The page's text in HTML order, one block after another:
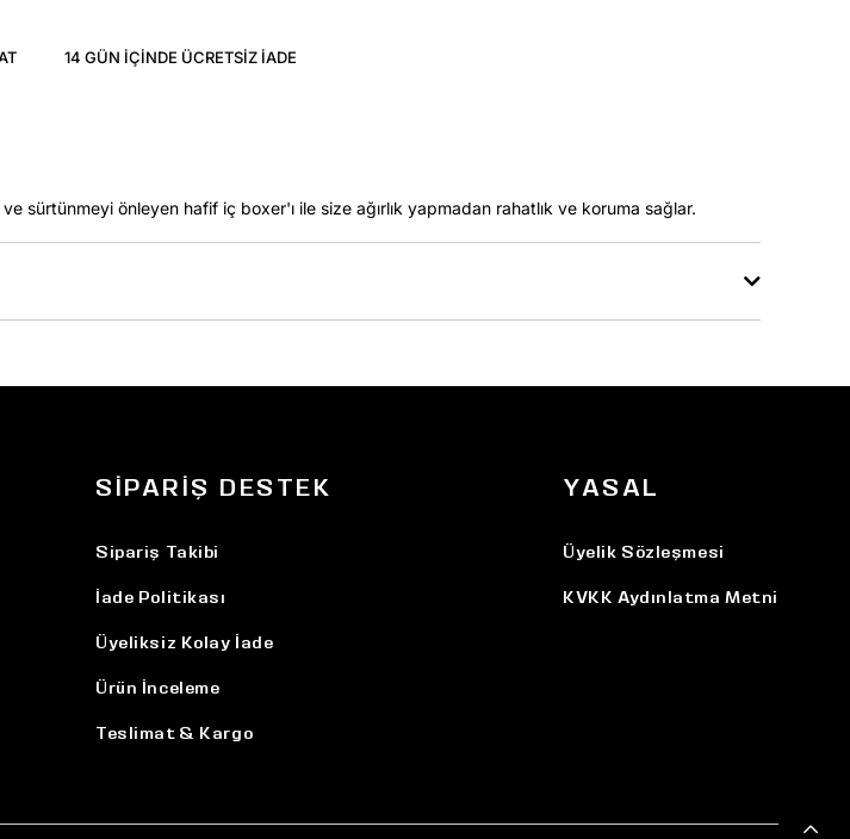
14 GÜN IÇINDE ÜCRETSIZ IADE
sürtünmeyi önleyen hafif iç boxer'ı ile size ağırlık yapmadan rahatlık ve koruma sağlar.
SIPARIŞ DESTEK
Sipariş Takibi
İade Politikası
Üyeliksiz Kolay İade
Ürün İnceleme
Teslimat & Kargo
YASAL
Üyelik Sözleşmesi
KVKK Aydınlatma Metni